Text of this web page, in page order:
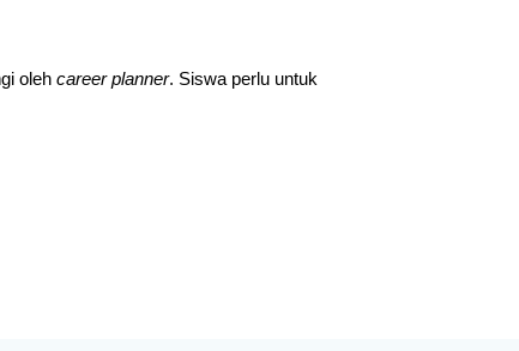
oleh career planner. Siswa perlu untuk